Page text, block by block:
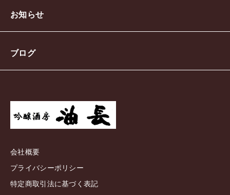
お知らせ
ブログ
会社概要
プライバシーポリシー
特定商取引法に基づく表記